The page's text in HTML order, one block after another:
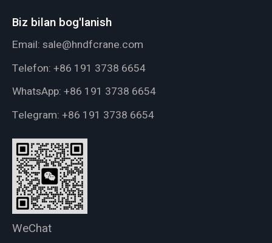
Biz bilan bog'lanish
Email: sale@hndfcrane.com
Telefon: +86 191 3738 6654
WhatsApp: +86 191 3738 6654
Telegram: +86 191 3738 6654
WeChat